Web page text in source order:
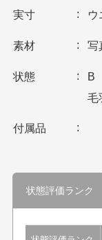
実寸 ウ
素材 写
状態
B
毛
付属品
状態評価ランク